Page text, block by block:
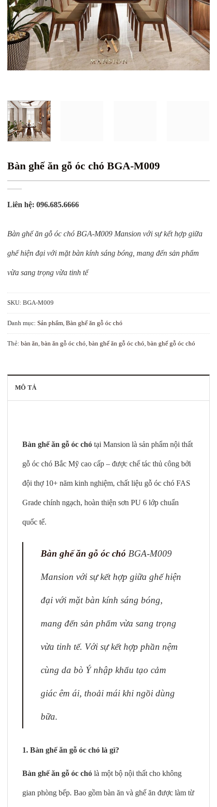
Bàn ghế ăn gỗ óc chó BGA-M009
Liên hệ: 096.685.6666
Bàn ghế ăn gỗ óc chó BGA-M009 Mansion với sự kết hợp giữa
ghế hiện đại với mặt bàn kính sáng bóng, mang đến sản phẩm
vừa sang trọng vừa tinh tế
SKU: BGA-M009
Danh mục: Sản phẩm, Bàn ghế ăn gỗ óc chó
Thẻ: bàn ăn, bàn ăn gỗ óc chó, bàn ghế ăn gỗ óc chó, bàn ghế gỗ óc chó
MÔ TẢ
Bàn ghế ăn gỗ óc chó tại Mansion là sản phẩm nội thất
gỗ óc chó Bắc Mỹ cao cấp – được chế tác thủ công bởi
đội thợ 10+ năm kinh nghiệm, chất liệu gỗ óc chó FAS
Grade chính ngạch, hoàn thiện sơn PU 6 lớp chuẩn
quốc tế.
Bàn ghế ăn gỗ óc chó BGA-M009
Mansion với sự kết hợp giữa ghế hiện
đại với mặt bàn kính sáng bóng,
mang đến sản phẩm vừa sang trọng
vừa tinh tế. Với sự kết hợp phần nệm
cùng da bò Ý nhập khẩu tạo cảm
giác êm ái, thoải mái khi ngồi dùng
bữa.
1. Bàn ghế ăn gỗ óc chó là gì?
Bàn ghế ăn gỗ óc chó là một bộ nội thất cho không
gian phòng bếp. Bao gồm bàn ăn và ghế ăn được làm từ